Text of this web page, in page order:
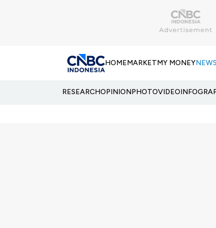
HOMEMARKETMY MONEYNEWS
RESEARCHOPINIONPHOTOVIDEO